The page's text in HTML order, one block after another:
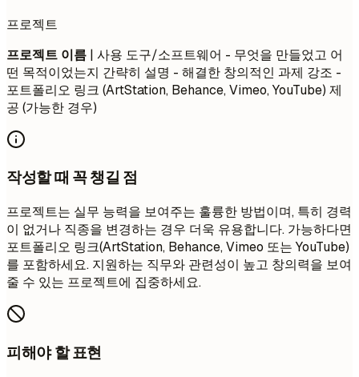
프로젝트
프로젝트 이름 | 사용 도구/소프트웨어 - 무엇을 만들었고 어
떤 목적이었는지 간략히 설명 - 해결한 창의적인 과제 강조 -
포트폴리오 링크 (ArtStation, Behance, Vimeo, YouTube) 제
공 (가능한 경우)
작성할 때 꼭 챙길 점
프로젝트는 실무 능력을 보여주는 훌륭한 방법이며, 특히 경력
이 없거나 직종을 변경하는 경우 더욱 유용합니다. 가능하다면
포트폴리오 링크(ArtStation, Behance, Vimeo 또는 YouTube)
를 포함하세요. 지원하는 직무와 관련성이 높고 창의력을 보여
줄 수 있는 프로젝트에 집중하세요.
피해야 할 표현